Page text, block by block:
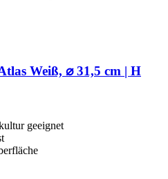
Weiß, ⌀ 31,5 cm | H
geeignet